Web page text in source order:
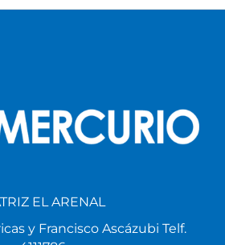
EL ARENAL
y Francisco Ascázubi Telf.